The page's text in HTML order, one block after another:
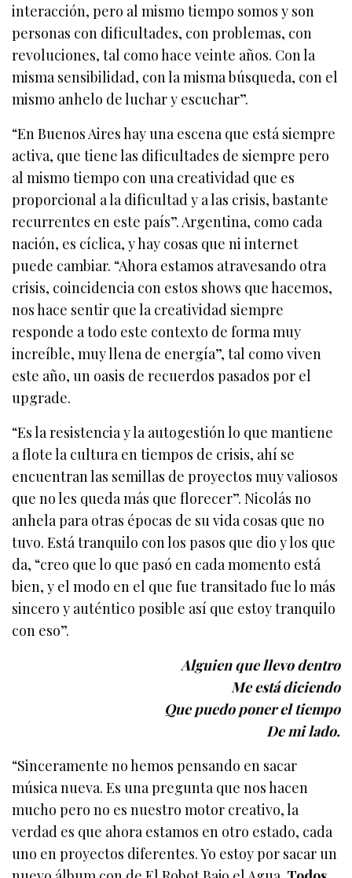
interacción, pero al mismo tiempo somos y son
personas con dificultades, con problemas, con
revoluciones, tal como hace veinte años. Con la
misma sensibilidad, con la misma búsqueda, con el
mismo anhelo de luchar y escuchar”.
“En Buenos Aires hay una escena que está siempre
activa, que tiene las dificultades de siempre pero
al mismo tiempo con una creatividad que es
proporcional a la dificultad y a las crisis, bastante
recurrentes en este país”. Argentina, como cada
nación, es cíclica, y hay cosas que ni internet
puede cambiar. “Ahora estamos atravesando otra
crisis, coincidencia con estos shows que hacemos,
nos hace sentir que la creatividad siempre
responde a todo este contexto de forma muy
increíble, muy llena de energía”, tal como viven
este año, un oasis de recuerdos pasados por el
upgrade.
“Es la resistencia y la autogestión lo que mantiene
a flote la cultura en tiempos de crisis, ahí se
encuentran las semillas de proyectos muy valiosos
que no les queda más que florecer”. Nicolás no
anhela para otras épocas de su vida cosas que no
tuvo. Está tranquilo con los pasos que dio y los que
da, “creo que lo que pasó en cada momento está
bien, y el modo en el que fue transitado fue lo más
sincero y auténtico posible así que estoy tranquilo
con eso”.
Alguien que llevo dentro
Me está diciendo
Que puedo poner el tiempo
De mi lado.
“Sinceramente no hemos pensando en sacar
música nueva. Es una pregunta que nos hacen
mucho pero no es nuestro motor creativo, la
verdad es que ahora estamos en otro estado, cada
uno en proyectos diferentes. Yo estoy por sacar un